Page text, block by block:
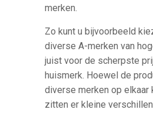
merken.
Zo kunt u bijvoorbeeld
diverse A-merken van
juist voor de scherpste
huismerk. Hoewel de
diverse merken op elkaar
zitten er kleine verschillen